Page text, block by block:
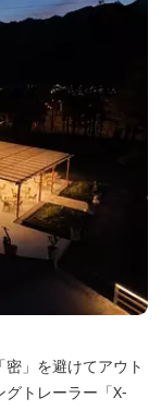
」を避けてアウト
グトレーラー「X-